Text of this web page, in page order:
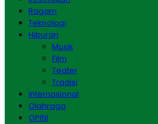
Ragam
Teknologi
Hiburan
Musik
Film
Teater
Tradisi
Internasional
Olahraga
OPINI